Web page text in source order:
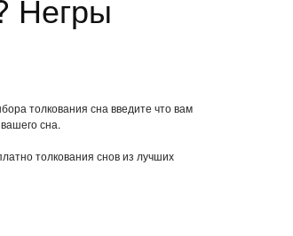
толкования сна введите что вам
сна.
толкования снов из лучших